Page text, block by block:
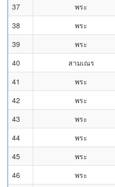
37
พระ
38
พระ
39
พระ
40
สามเณร
41
พระ
42
พระ
43
พระ
44
พระ
45
พระ
46
พระ